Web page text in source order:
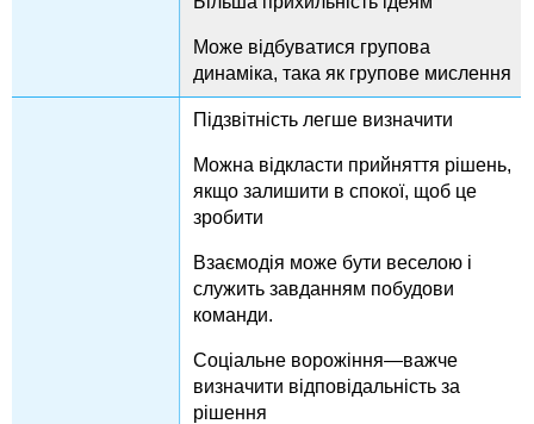
Може відбуватися групова
динаміка, така як групове мислення
Підзвітність легше визначити
Можна відкласти прийняття рішень,
якщо залишити в спокої, щоб це
зробити
Взаємодія може бути веселою і
служить завданням побудови
команди.
Соціальне ворожіння—важче
визначити відповідальність за
рішення